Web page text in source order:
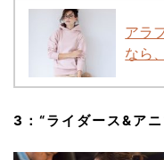
アラ
なら
3： “ライダース&ア